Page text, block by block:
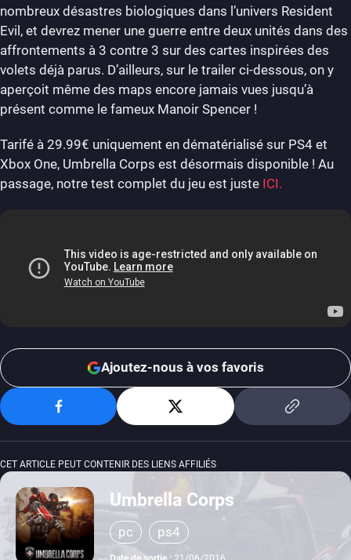
nombreux désastres biologiques dans l’univers Resident
Evil, et devrez mener une guerre entre deux unités dans des
affrontements à 3 contre 3 sur des cartes inspirées des
volets déjà parus. D’ailleurs, sur le trailer ci-dessous, on y
aperçoit même des maps encore jamais vues jusqu’à
présent comme le fameux Manoir Spencer !
Tarifé à 29.99€ uniquement en dématérialisé sur PS4 et
Xbox One, Umbrella Corps est désormais disponible ! Au
passage, notre test complet du jeu est juste ICI.
Ajoutez-nous à vos favoris
CET ARTICLE PEUT CONTENIR DES LIENS AFFILIÉS
Umbrella Corps
pc ps4